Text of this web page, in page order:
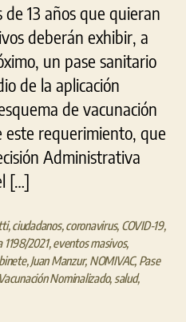
13 años que quieran
deberán exhibir, a
un pase sanitario
de la aplicación
de vacunación
este requerimiento, que
Administrativa
[…]
,ciudadanos,coronavirus, COVID-19,
2021,eventos masivos,
,Juan Manzur, NOMIVAC, Pase
Nominalizado, salud,